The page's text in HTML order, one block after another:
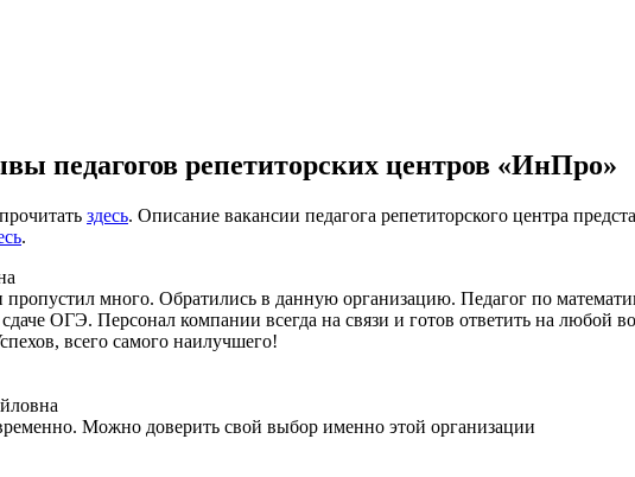
педагогов репетиторских центров «ИнПро»
здесь. Описание вакансии педагога репетиторского центра
.
пропустил много. Обратились в данную организацию. Педагог по
ОГЭ. Персонал компании всегда на связи и готов ответить на любой
всего самого наилучшего!
Можно доверить свой выбор именно этой организации